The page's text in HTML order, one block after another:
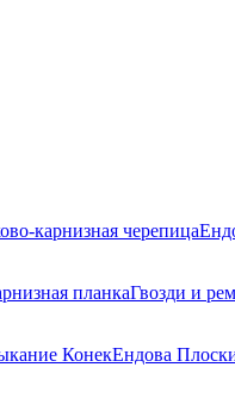
карнизная черепица
планкаГвозди и
КонекЕндова